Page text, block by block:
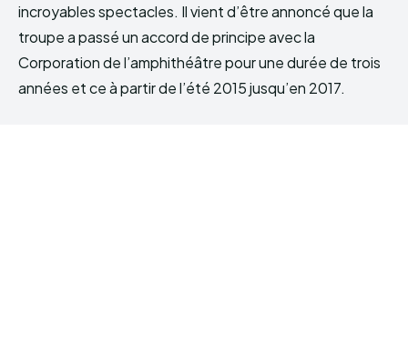
incroyables spectacles. Il vient d’être annoncé que la
troupe a passé un accord de principe avec la
Corporation de l’amphithéâtre pour une durée de trois
années et ce à partir de l’été 2015 jusqu’en 2017.